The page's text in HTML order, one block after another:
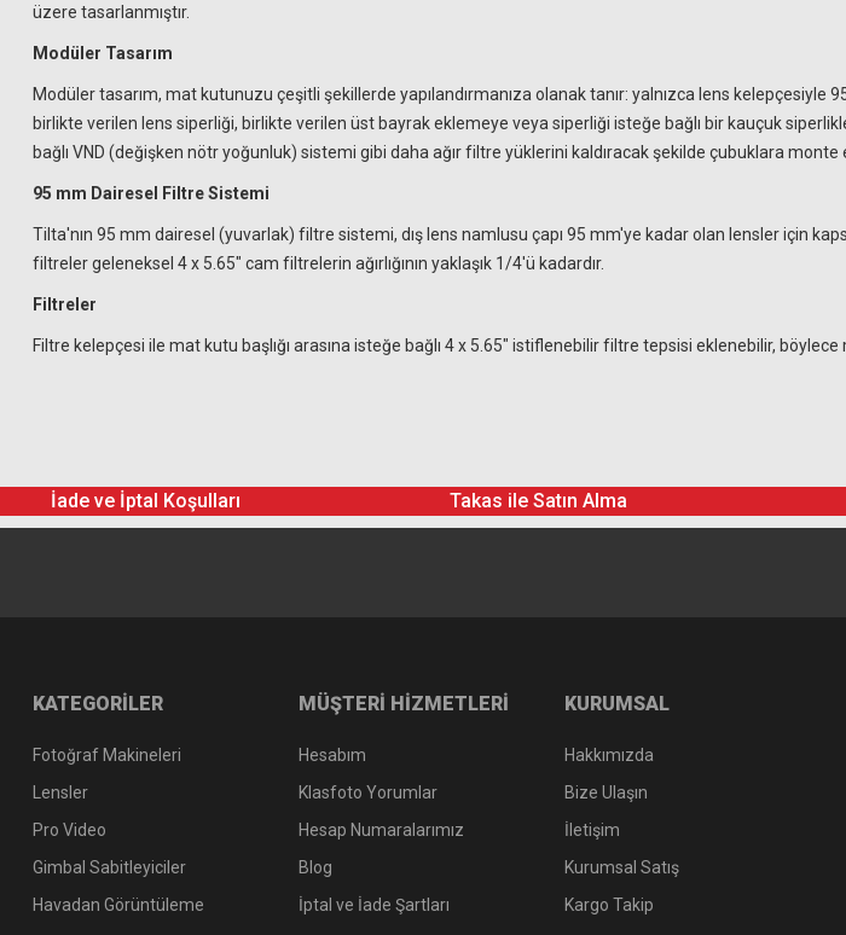
üzere tasarlanmıştır.
Modüler Tasarım
Modüler tasarım, mat kutunuzu çeşitli şekillerde yapılandırmanıza olanak tanır: yalnızca lens
birlikte verilen lens siperliği, birlikte verilen üst bayrak eklemeye veya siperliği isteğe bağlı bir kauçuk
bağlı VND (değişken nötr yoğunluk) sistemi gibi daha ağır filtre yüklerini kaldıracak şekilde çubuklara monte
95 mm Dairesel Filtre Sistemi
Tilta'nın 95 mm dairesel (yuvarlak) filtre sistemi, dış lens namlusu çapı 95 mm'ye kadar olan lensler için
filtreler geleneksel 4 x 5.65" cam filtrelerin ağırlığının yaklaşık 1/4'ü kadardır.
Filtreler
Filtre kelepçesi ile mat kutu başlığı arasına isteğe bağlı 4 x 5.65" istiflenebilir filtre tepsisi eklenebilir,
İade ve İptal Koşulları Takas ile Satın Alma
KATEGORİLER
Fotoğraf Makineleri
Lensler
Pro Video
Gimbal Sabitleyiciler
Havadan Görüntüleme
MÜŞTERİ HİZMETLERİ
Hesabım
Klasfoto Yorumlar
Hesap Numaralarımız
Blog
İptal ve İade Şartları
KURUMSAL
Hakkımızda
Bize Ulaşın
İletişim
Kurumsal Satış
Kargo Takip